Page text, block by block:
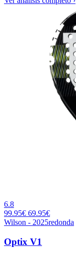
6.8
99.95€ 69.95€
Wilson - 2025redonda
Optix V1